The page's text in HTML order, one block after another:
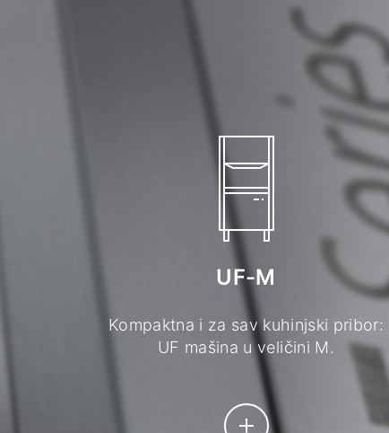
UF-M
Kompaktna i za sav kuhinjski pribor:
UF mašina u veličini M.